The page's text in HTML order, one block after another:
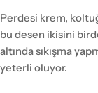
Perdesi krem,
bu desen ikisini
altında sıkışma
yeterli oluyor.